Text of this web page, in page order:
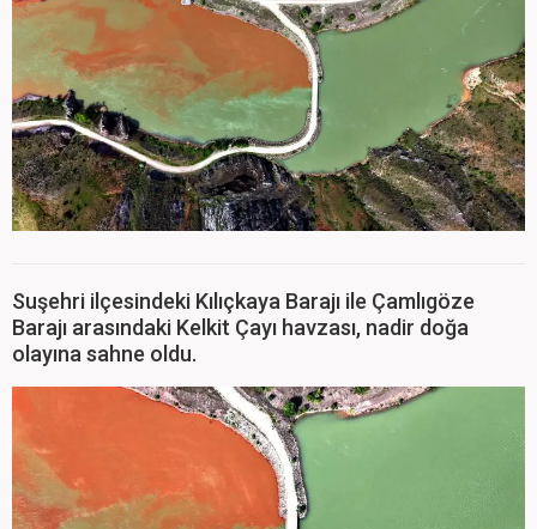
Suşehri ilçesindeki Kılıçkaya Barajı ile Çamlıgöze
Barajı arasındaki Kelkit Çayı havzası, nadir doğa
olayına sahne oldu.